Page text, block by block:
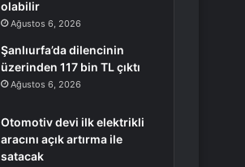
olabilir
Ağustos 6, 2026
Şanlıurfa’da dilencinin
üzerinden 117 bin TL çıktı
Ağustos 6, 2026
Otomotiv devi ilk elektrikli
aracını açık artırma ile
satacak